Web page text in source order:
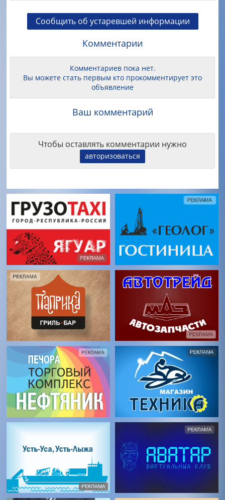
Сообщить об устаревшей информации
Комментарии
Комментариев пока нет.
Вы можете стать первым кто прокомментирует это
объявление
Ваш комментарий
Чтобы оставлять комментарии нужно
авторизоваться